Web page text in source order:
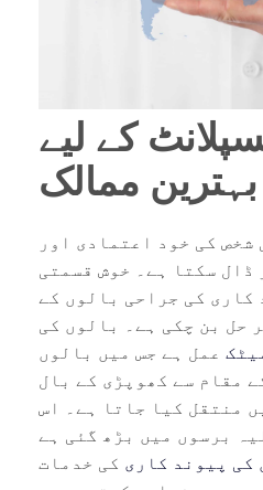
کے لیے
بہترین ممالک
شخص کی خود اعتمادی اور
ڈال سکتا ہے۔ خوش قسمتی
کاری کی جراحی بالوں کے
حل بن چکی ہے۔ بالوں کی
عمل ہے جس میں بالوں
مقام سے کھوپڑی کے بال
منتقل کیا جاتا ہے۔ اس
برسوں میں بڑھ گئی ہے
کی پیوند کاری کی خدمات